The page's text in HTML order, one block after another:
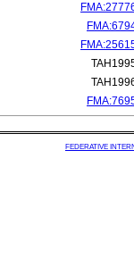
FEDERATIVE